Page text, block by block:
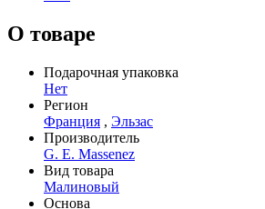
О товаре
Подарочная упаковка
Нет
Регион
Франция , Эльзас
Производитель
G. E. Massenez
Вид товара
Малиновый
Основа